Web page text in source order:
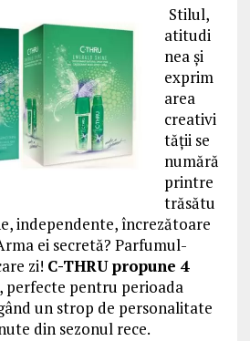
Stilul,
atitudi
nea și
exprim
area
creativi
tății se
numără
printre
trăsătu
independente, încrezătoare
ei secretă? Parfumul-
zi! C-THRU propune 4
, perfecte pentru perioada
un strop de personalitate
din sezonul rece.